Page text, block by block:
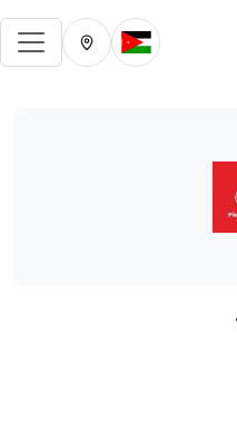
تغيير الدولة الحالية
تغيير المدينة